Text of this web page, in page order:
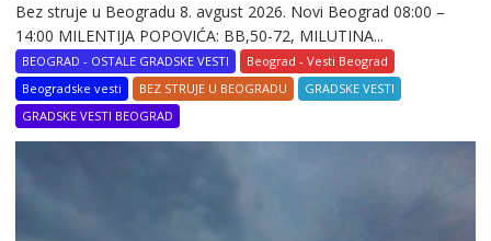
Bez struje u Beogradu 8. avgust 2026. Novi Beograd 08:00 –
14:00 MILENTIJA POPOVIĆA: BB,50-72, MILUTINA...
BEOGRAD - OSTALE GRADSKE VESTI
Beograd - Vesti Beograd
Beogradske vesti
BEZ STRUJE U BEOGRADU
GRADSKE VESTI
GRADSKE VESTI BEOGRAD